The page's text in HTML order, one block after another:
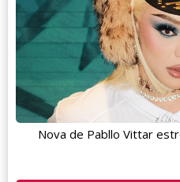
Nova de Pabllo Vittar